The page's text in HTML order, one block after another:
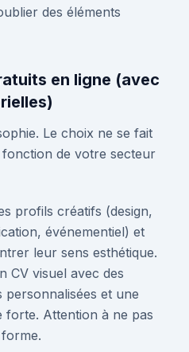
des éléments
en ligne (avec
Le choix ne se fait
de votre secteur
profils créatifs (design,
événementiel) et
leur sens esthétique.
CV visuel avec des
et une
forte. Attention à ne pas